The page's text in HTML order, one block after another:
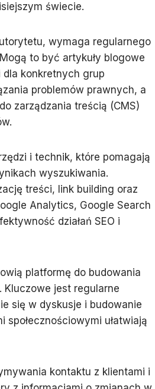
świecie.
wymaga regularnego
to być artykuły blogowe
konkretnych grup
problemów prawnych, a
zarządzania treścią (CMS)
i technik, które pomagają
wyszukiwania.
treści, link building oraz
Analytics, Google Search
działań SEO i
platformę do budowania
jest regularne
się w dyskusje i budowanie
społecznościowymi ułatwiają
kontaktu z klientami i